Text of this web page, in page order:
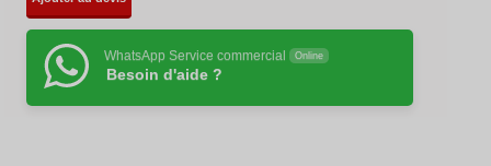
WhatsApp Service commercial Online
Besoin d'aide ?